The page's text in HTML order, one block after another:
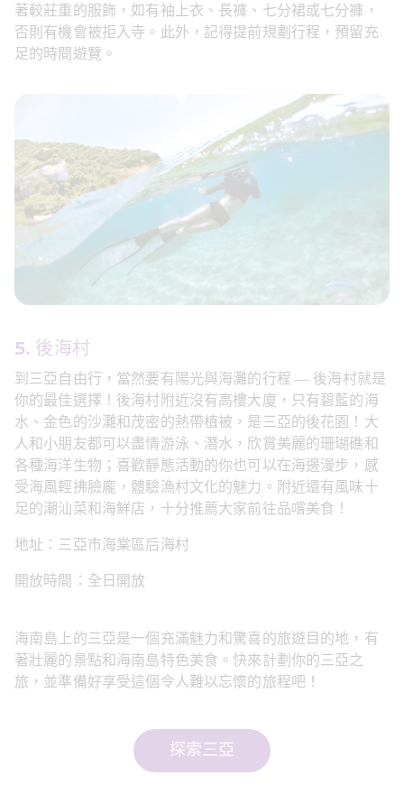
著較莊重的服飾，如有袖上衣、長褲、七分裙或七分褲，
否則有機會被拒入寺。此外，記得提前規劃行程，預留充
足的時間遊覽。
5. 後海村
到三亞自由行，當然要有陽光與海灘的行程 — 後海村就是
你的最佳選擇！後海村附近沒有高樓大廈，只有碧藍的海
水、金色的沙灘和茂密的熱帶植被，是三亞的後花園！大
人和小朋友都可以盡情游泳、潛水，欣賞美麗的珊瑚礁和
各種海洋生物；喜歡靜態活動的你也可以在海邊漫步，感
受海風輕拂臉龐，體驗漁村文化的魅力。附近還有風味十
足的潮汕菜和海鮮店，十分推薦大家前往品嚐美食！
地址：三亞市海棠區后海村
開放時間：全日開放
海南島上的三亞是一個充滿魅力和驚喜的旅遊目的地，有
著壯麗的景點和海南島特色美食。快來計劃你的三亞之
旅，並準備好享受這個令人難以忘懷的旅程吧！
探索三亞